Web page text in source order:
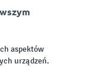
aspektów
urządzeń.